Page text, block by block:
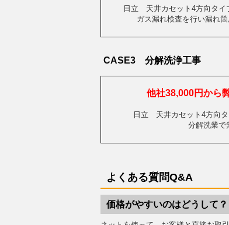
日立 天井カセット4方向タイ
ガス漏れ検査を行い漏れ
CASE3 分解洗浄工事
他社38,000円から
日立 天井カセット4方向
分解洗業で
よくある質問Q&A
価格がやすいのはどうして？